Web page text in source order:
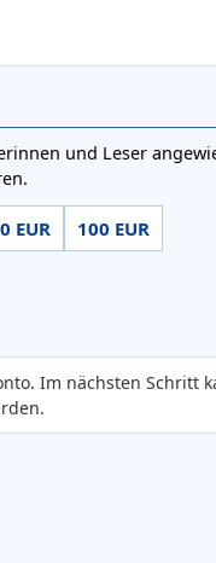
und Leser
EUR 100 EUR
Im nächsten Schritt